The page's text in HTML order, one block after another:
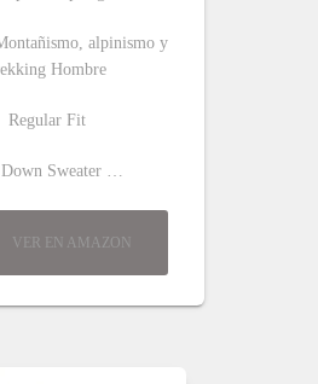
alpinismo y
Hombre
Regular Fit
Down Sweater …
VER EN AMAZON